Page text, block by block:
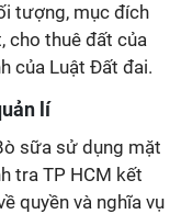
tượng, mục đích
cho thuê đất của
của Luật Đất đai.
lí
sữa sử dụng mặt
tra TP HCM kết
quyền và nghĩa vụ